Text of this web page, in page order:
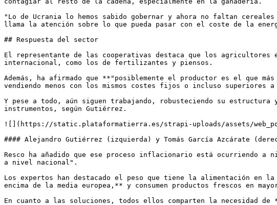
"Lo de Ucrania lo hemos sabido gobernar y ahora no faltan
llama la atención sobre lo que pueda pasar con el coste de la
## Respuesta del sector
El representante de las cooperativas destaca que los
internacional, como los de fertilizantes y piensos.
Además, ha afirmado que **"posiblemente el productor es el que
vendiendo menos con los mismos costes fijos o incluso superiores
Y pese a todo, aún siguen trabajando, robusteciendo su
instrumentos, según Gutiérrez.
![](https://static.plataformatierra.es/strapi-uploads/assets/
#### Alejandro Gutiérrez (izquierda) y Tomás García Azcárate
Resco ha añadido que ese proceso inflacionario está ocurriendo
a nivel nacional".
Los expertos han destacado el peso que tiene la alimentación
encima de la media europea,** y consumen productos frescos en
En cuanto a las soluciones, todos ellos comparten la necesidad